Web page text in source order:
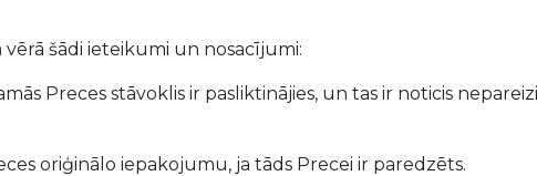
šādi ieteikumi un nosacījumi:
Preces stāvoklis ir pasliktinājies, un tas ir noticis
oriģinālo iepakojumu, ja tāds Precei ir paredzēts.